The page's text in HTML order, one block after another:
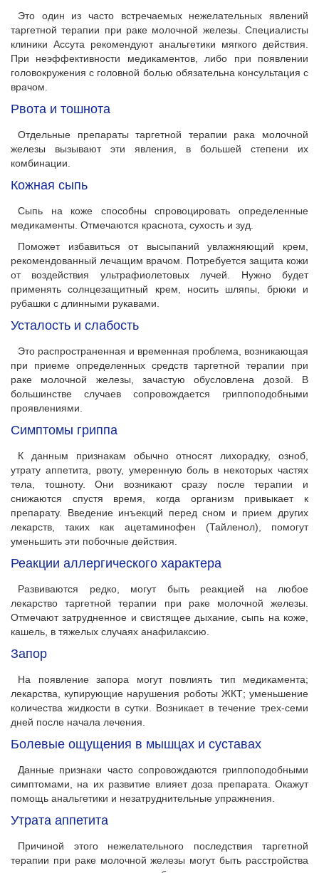
Это один из часто встречаемых нежелательных явлений
таргетной терапии при раке молочной железы. Специалисты
клиники Ассута рекомендуют анальгетики мягкого действия.
При неэффективности медикаментов, либо при появлении
головокружения с головной болью обязательна консультация с
врачом.
Рвота и тошнота
Отдельные препараты таргетной терапии рака молочной
железы вызывают эти явления, в большей степени их
комбинации.
Кожная сыпь
Сыпь на коже способны спровоцировать определенные
медикаменты. Отмечаются краснота, сухость и зуд.
Поможет избавиться от высыпаний увлажняющий крем,
рекомендованный лечащим врачом. Потребуется защита кожи
от воздействия ультрафиолетовых лучей. Нужно будет
применять солнцезащитный крем, носить шляпы, брюки и
рубашки с длинными рукавами.
Усталость и слабость
Это распространенная и временная проблема, возникающая
при приеме определенных средств таргетной терапии при
раке молочной железы, зачастую обусловлена дозой. В
большинстве случаев сопровождается гриппоподобными
проявлениями.
Симптомы гриппа
К данным признакам обычно относят лихорадку, озноб,
утрату аппетита, рвоту, умеренную боль в некоторых частях
тела, тошноту. Они возникают сразу после терапии и
снижаются спустя время, когда организм привыкает к
препарату. Введение инъекций перед сном и прием других
лекарств, таких как ацетаминофен (Тайленол), помогут
уменьшить эти побочные действия.
Реакции аллергического характера
Развиваются редко, могут быть реакцией на любое
лекарство таргетной терапии при раке молочной железы.
Отмечают затрудненное и свистящее дыхание, сыпь на коже,
кашель, в тяжелых случаях анафилаксию.
Запор
На появление запора могут повлиять тип медикамента;
лекарства, купирующие нарушения роботы ЖКТ; уменьшение
количества жидкости в сутки. Возникает в течение трех-семи
дней после начала лечения.
Болевые ощущения в мышцах и суставах
Данные признаки часто сопровождаются гриппоподобными
симптомами, на их развитие влияет доза препарата. Окажут
помощь анальгетики и незатруднительные упражнения.
Утрата аппетита
Причиной этого нежелательного последствия таргетной
терапии при раке молочной железы могут быть расстройства